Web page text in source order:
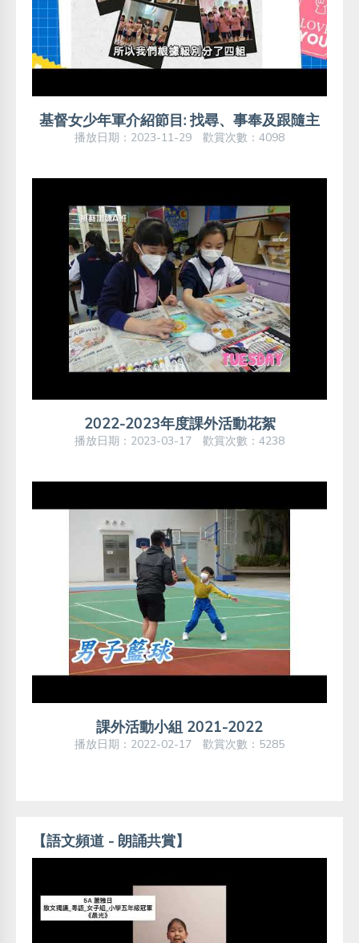
基督女少年軍介紹節目: 找尋、事奉及跟隨主
播放日期：2023-11-29 歡賞次數：4098
2022-2023年度課外活動花絮
播放日期：2023-03-17 歡賞次數：4238
課外活動小組 2021-2022
播放日期：2022-02-17 歡賞次數：5285
【語文頻道 - 朗誦共賞】